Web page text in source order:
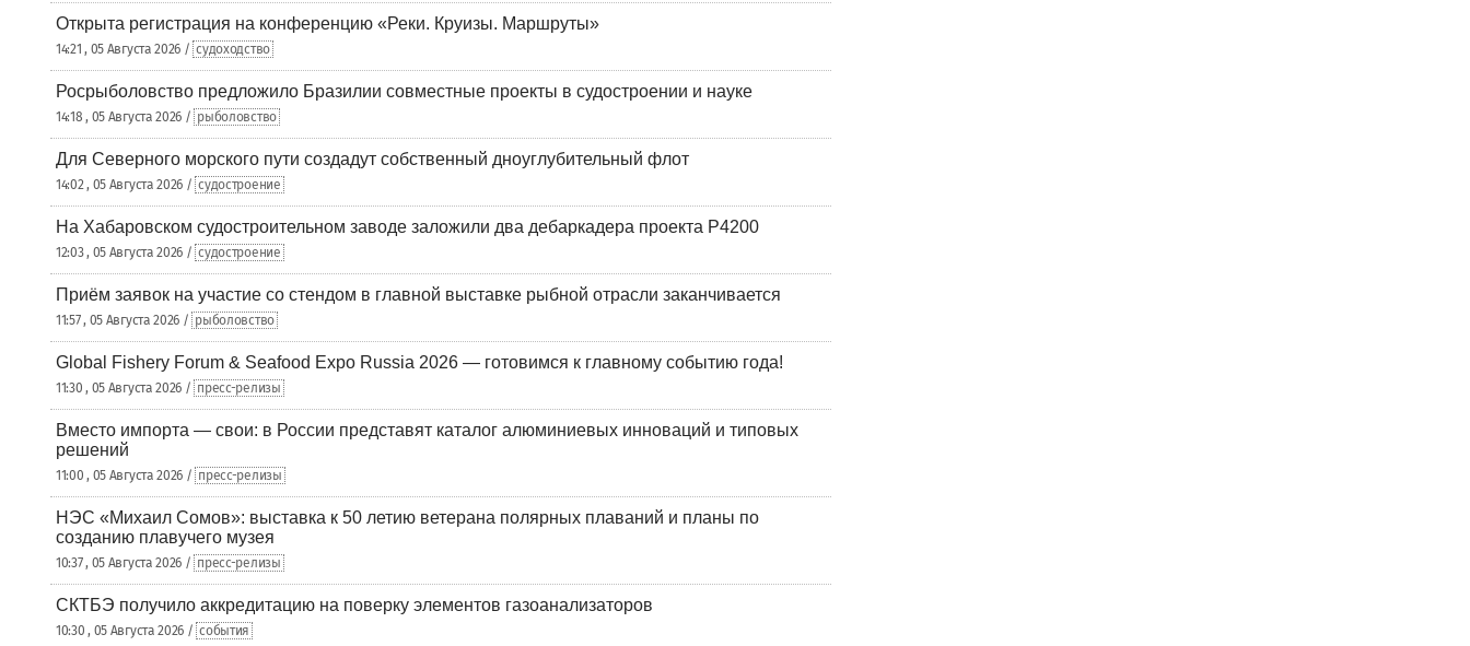
Открыта регистрация на конференцию «Реки. Круизы. Маршруты»
14:21 , 05 Августа 2026 / судоходство
Росрыболовство предложило Бразилии совместные проекты в судостроении и науке
14:18 , 05 Августа 2026 / рыболовство
Для Северного морского пути создадут собственный дноуглубительный флот
14:02 , 05 Августа 2026 / судостроение
На Хабаровском судостроительном заводе заложили два дебаркадера проекта Р4200
12:03 , 05 Августа 2026 / судостроение
Приём заявок на участие со стендом в главной выставке рыбной отрасли заканчивается
11:57 , 05 Августа 2026 / рыболовство
Global Fishery Forum & Seafood Expo Russia 2026 — готовимся к главному событию года!
11:30 , 05 Августа 2026 / пресс-релизы
Вместо импорта — свои: в России представят каталог алюминиевых инноваций и типовых
решений
11:00 , 05 Августа 2026 / пресс-релизы
НЭС «Михаил Сомов»: выставка к 50 летию ветерана полярных плаваний и планы по
созданию плавучего музея
10:37 , 05 Августа 2026 / пресс-релизы
СКТБЭ получило аккредитацию на поверку элементов газоанализаторов
10:30 , 05 Августа 2026 / события